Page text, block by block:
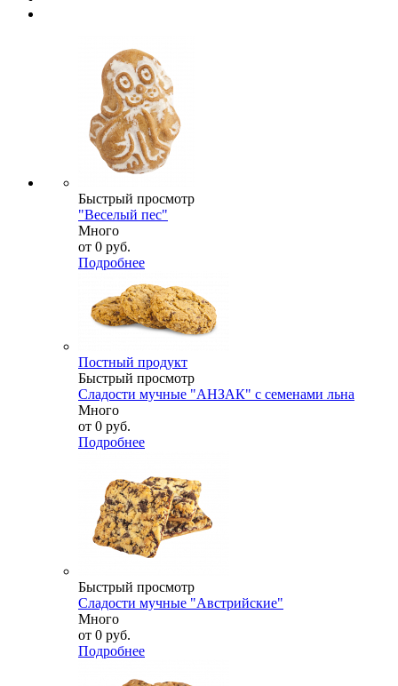
Быстрый просмотр
"Веселый пес"
Много
от 0 руб.
Подробнее
Постный продукт
Быстрый просмотр
Сладости мучные "АНЗАК" с семенами льна
Много
от 0 руб.
Подробнее
Быстрый просмотр
Сладости мучные "Австрийские"
Много
от 0 руб.
Подробнее